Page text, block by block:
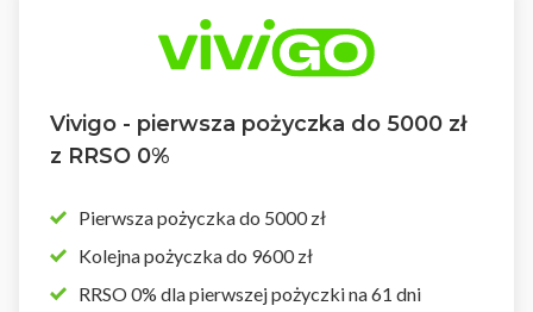
Vivigo - pierwsza pożyczka do 5000 zł
z RRSO 0%
Pierwsza pożyczka do 5000 zł
Kolejna pożyczka do 9600 zł
RRSO 0% dla pierwszej pożyczki na 61 dni